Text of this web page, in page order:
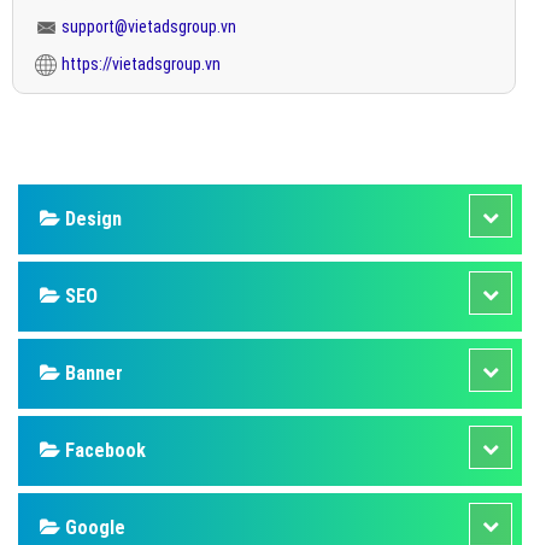
support@vietadsgroup.vn
https://vietadsgroup.vn